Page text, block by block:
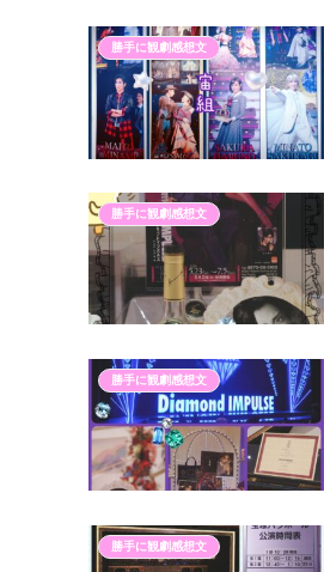
勝手に観劇感想文
勝手に観劇感想文
勝手に観劇感想文
勝手に観劇感想文